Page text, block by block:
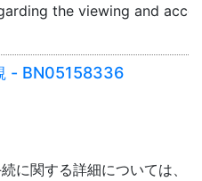
the viewing and
- BN05158336
に関する詳細については、「